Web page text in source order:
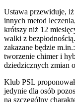
Ustawa przewiduje,
innych metod
krótszy niż 12
walki z
zakazane będzie
tworzenie chimer i
dziedzicznych zmian
Klub PSL
jedynie dla osób
na szczególny